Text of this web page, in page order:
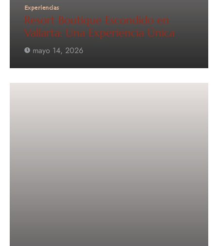
Experiencias
Resort Boutique Escondido en
Vallarta: Una Experiencia Única
mayo 14, 2026